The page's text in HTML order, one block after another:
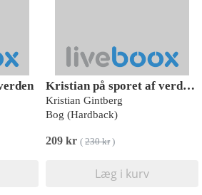
Kristian på sporet af verdens vilde traditioner
Kristian Gintberg
Bog (Hardback)
209 kr ( 230 kr)
Læg i kurv